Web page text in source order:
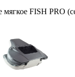
мягкое FISH PRO